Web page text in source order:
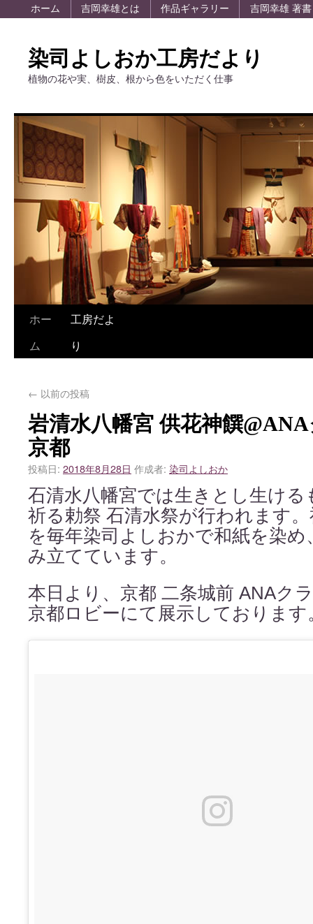
ホーム 吉岡幸雄とは 作品ギャラリー 吉岡幸雄 著書
染司よしおか工房だより
植物の花や実、樹皮、根から色をいただく仕事
ホー
ム
工房だよ
り
← 以前の投稿
岩清水八幡宮 供花神饌
京都
投稿日: 2018年8月28日 作成者: 染司よしおか
石清水八幡宮では生きとし生け
祈る勅祭 石清水祭が行われます
を毎年染司よしおかで和紙を染
み立てています。
本日より、京都 二条城前 ANAク
京都ロビーにて展示しております